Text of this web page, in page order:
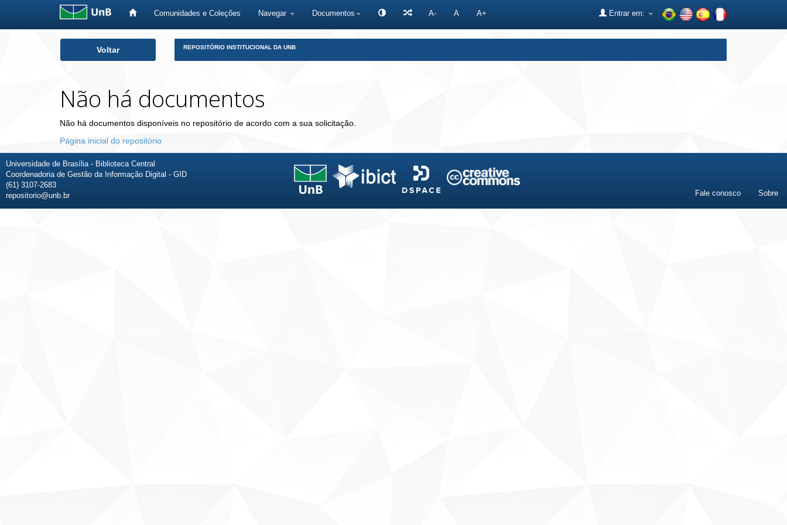
Comunidades e Coleções Navegar Documentos A- A A+ Entrar em:
Voltar REPOSITÓRIO INSTITUCIONAL DA UNB
Não há documentos
Não há documentos disponíveis no repositório de acordo com a sua solicitação.
Página inicial do repositório
Universidade de Brasília - Biblioteca Central
Coordenadoria de Gestão da Informação Digital - GID
(61) 3107-2683
repositorio@unb.br
Fale conosco Sobre